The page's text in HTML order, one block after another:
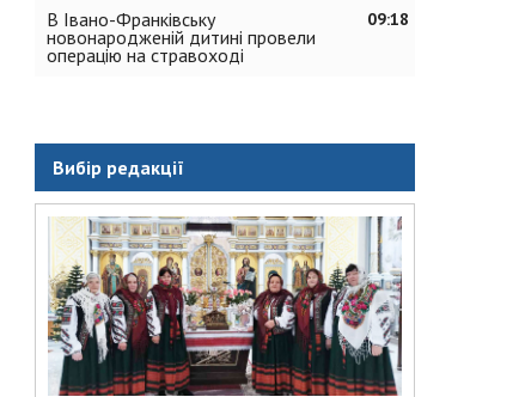
09:18
В Івано-Франківську
новонародженій дитині провели
операцію на стравоході
Вибір редакції